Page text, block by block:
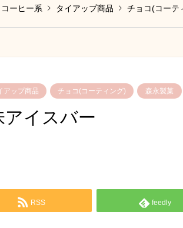
コーヒー系 タイアップ商品 チョコ(コーテ
アップ商品 チョコ(コーティング) 森永製菓
アイスバー
RSS feedly